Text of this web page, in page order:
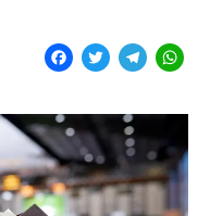
F
c
e
b
o
T
i
t
t
e
T
l
e
g
r
W
a
s
A